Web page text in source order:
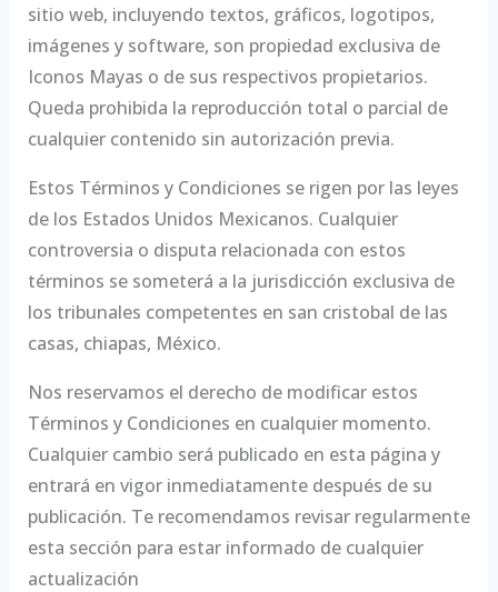
sitio web, incluyendo textos, gráficos, logotipos,
imágenes y software, son propiedad exclusiva de
Iconos Mayas o de sus respectivos propietarios.
Queda prohibida la reproducción total o parcial de
cualquier contenido sin autorización previa.
Estos Términos y Condiciones se rigen por las leyes
de los Estados Unidos Mexicanos. Cualquier
controversia o disputa relacionada con estos
términos se someterá a la jurisdicción exclusiva de
los tribunales competentes en san cristobal de las
casas, chiapas, México.
Nos reservamos el derecho de modificar estos
Términos y Condiciones en cualquier momento.
Cualquier cambio será publicado en esta página y
entrará en vigor inmediatamente después de su
publicación. Te recomendamos revisar regularmente
esta sección para estar informado de cualquier
actualización